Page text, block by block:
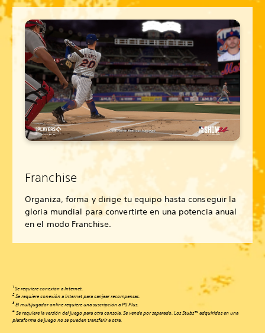
Franchise
Organiza, forma y dirige tu equipo hasta conseguir la
gloria mundial para convertirte en una potencia anual
en el modo Franchise.
1 Se requiere conexión a Internet.
2 Se requiere conexión a Internet para canjear recompensas.
3 El multijugador online requiere una suscripción a PS Plus.
4 Se requiere la versión del juego para otra consola. Se vende por separado. Los Stubs™ adquiridos en una
plataforma de juego no se pueden transferir a otra.